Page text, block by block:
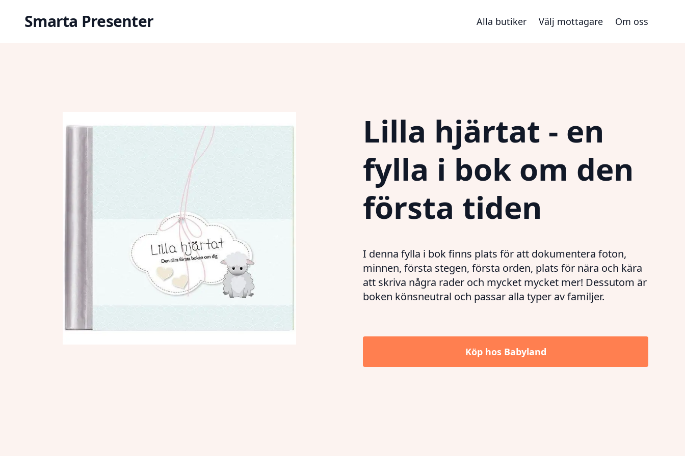
Smarta Presenter Alla butiker Välj mottagare Om oss
Lilla hjärtat - en
fylla i bok om den
första tiden
I denna fylla i bok finns plats för att dokumentera foton,
minnen, första stegen, första orden, plats för nära och kära
att skriva några rader och mycket mycket mer! Dessutom är
Köp hos Babyland